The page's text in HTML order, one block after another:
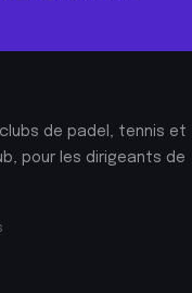
de padel, tennis et
pour les dirigeants de